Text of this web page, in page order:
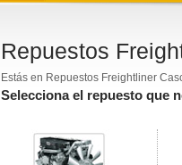
Repuestos
Estás en Repuestos Freightliner
Selecciona el repuesto que